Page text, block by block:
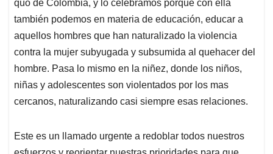
quo de Colombia, y lo celebramos porque con ella
también podemos en materia de educación, educar a
aquellos hombres que han naturalizado la violencia
contra la mujer subyugada y subsumida al quehacer del
hombre. Pasa lo mismo en la niñez, donde los niños,
niñas y adolescentes son violentados por los mas
cercanos, naturalizando casi siempre esas relaciones.
Este es un llamado urgente a redoblar todos nuestros